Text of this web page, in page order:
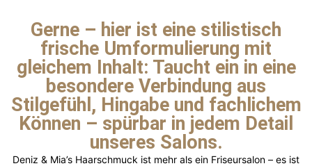
Gerne – hier ist eine stilistisch
frische Umformulierung mit
gleichem Inhalt: Taucht ein in eine
besondere Verbindung aus
Stilgefühl, Hingabe und fachlichem
Können – spürbar in jedem Detail
unseres Salons.
Deniz & Mia’s Haarschmuck ist mehr als ein Friseursalon – es ist